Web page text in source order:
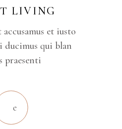
LIVING
et iusto
qui blan
praesenti